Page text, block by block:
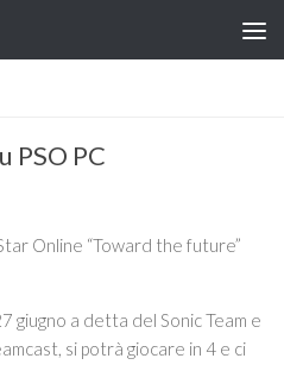
PSO PC
Online “Toward the future”
giugno a detta del Sonic Team e
si potrà giocare in 4 e ci